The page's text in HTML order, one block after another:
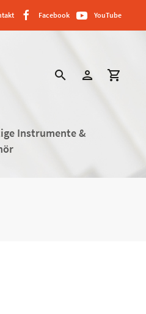
Facebook YouTube
search person shopping_cart
Instrumente &